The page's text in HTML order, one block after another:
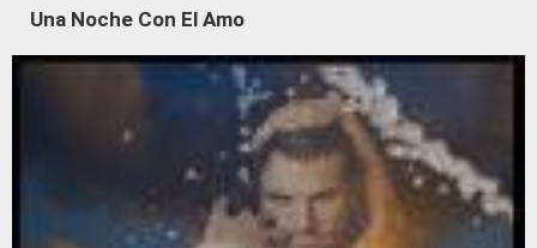
Una Noche Con El Amo